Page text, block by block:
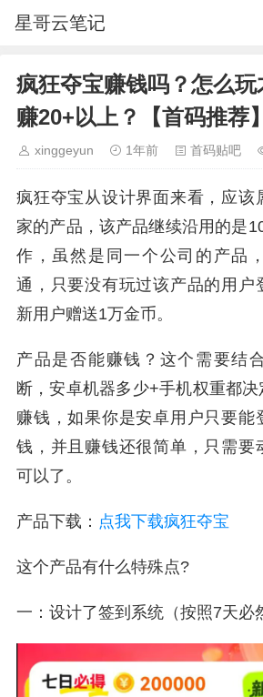
星哥云笔记
疯狂夺宝赚钱吗？怎么玩
赚20+以上？【首码推荐】
xinggeyun 1年前 首码贴吧
疯狂夺宝从设计界面来看，应该
家的产品，该产品继续沿用的是
作，虽然是同一个公司的产品
通，只要没有玩过该产品的用户
新用户赠送1万金币。
产品是否能赚钱？这个需要结
断，安卓机器多少+手机权重都
赚钱，如果你是安卓用户只要能
钱，并且赚钱还很简单，只需要
可以了。
产品下载： 点我下载疯狂夺宝
这个产品有什么特殊点?
一：设计了签到系统（按照7天必